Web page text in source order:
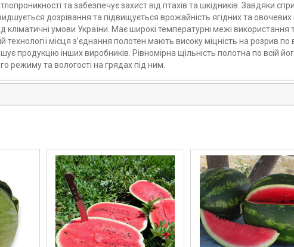
та забезпечує захист від птахів та шкідників. Завдяки
дозрівання та підвищується врожайність ягідних та овочевих
кліматичні умови України. Має широкі температурні межі використання
технології місця з’єднання полотен мають високу міцність на розрив
продукцію інших виробників. Рівномірна щільність полотна по всій
режиму та вологості на грядах під ним.